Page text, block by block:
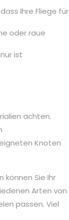
Ihre Fliege für
oder raue
ist
achten.
Knoten
können Sie Ihr
Arten von
passen. Viel